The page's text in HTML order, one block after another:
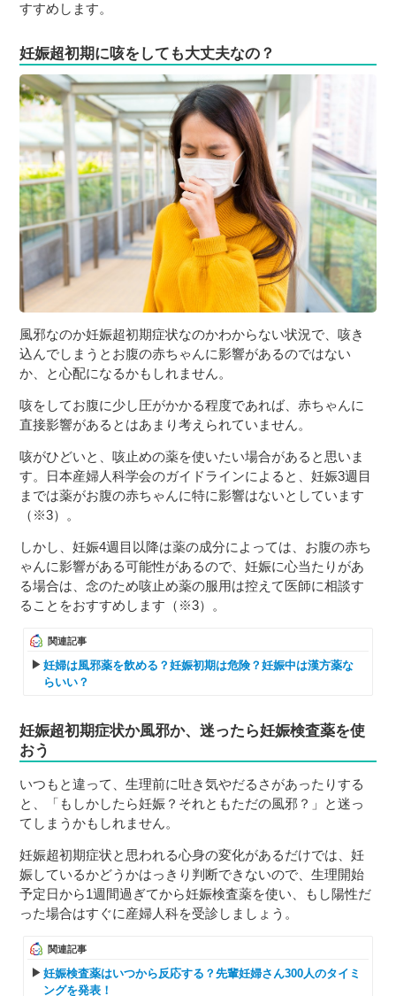
すすめします。
妊娠超初期に咳をしても大丈夫なの？
風邪なのか妊娠超初期症状なのかわからない状況で、咳き
込んでしまうとお腹の赤ちゃんに影響があるのではない
か、と心配になるかもしれません。
咳をしてお腹に少し圧がかかる程度であれば、赤ちゃんに
直接影響があるとはあまり考えられていません。
咳がひどいと、咳止めの薬を使いたい場合があると思いま
す。日本産婦人科学会のガイドラインによると、妊娠3週目
までは薬がお腹の赤ちゃんに特に影響はないとしています
（※3）。
しかし、妊娠4週目以降は薬の成分によっては、お腹の赤ち
ゃんに影響がある可能性があるので、妊娠に心当たりがあ
る場合は、念のため咳止め薬の服用は控えて医師に相談す
ることをおすすめします（※3）。
関連記事
妊婦は風邪薬を飲める？妊娠初期は危険？妊娠中は漢方薬な
らいい？
妊娠超初期症状か風邪か、迷ったら妊娠検査薬を使
おう
いつもと違って、生理前に吐き気やだるさがあったりする
と、「もしかしたら妊娠？それともただの風邪？」と迷っ
てしまうかもしれません。
妊娠超初期症状と思われる心身の変化があるだけでは、妊
娠しているかどうかはっきり判断できないので、生理開始
予定日から1週間過ぎてから妊娠検査薬を使い、もし陽性だ
った場合はすぐに産婦人科を受診しましょう。
関連記事
妊娠検査薬はいつから反応する？先輩妊婦さん300人のタイミ
ングを発表！